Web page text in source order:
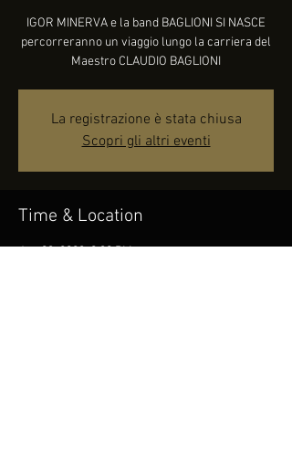
IGOR MINERVA e la band BAGLIONI SI NASCE
percorreranno un viaggio lungo la carriera del
Maestro CLAUDIO BAGLIONI
La registrazione è stata chiusa
Scopri gli altri eventi
Time & Location
Jun 03, 2023, 9:30 PM